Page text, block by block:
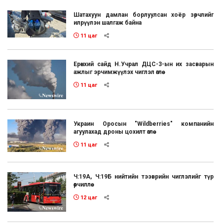
Шатахуун дамлан борлуулсан хоёр зөрчлийг
илрүүлэн шалгаж байна
11 цаг
Ерөнхий сайд Н.Учрал ДЦС-3-ын их засварын
ажлыг эрчимжүүлэх чиглэл өглөө
11 цаг
Украин Оросын "Wildberries" компанийн
агуулахад дроны цохилт өглөө
11 цаг
Ч:19А, Ч:19Б нийтийн тээврийн чиглэлийг түр
өөрчиллөө
12 цаг